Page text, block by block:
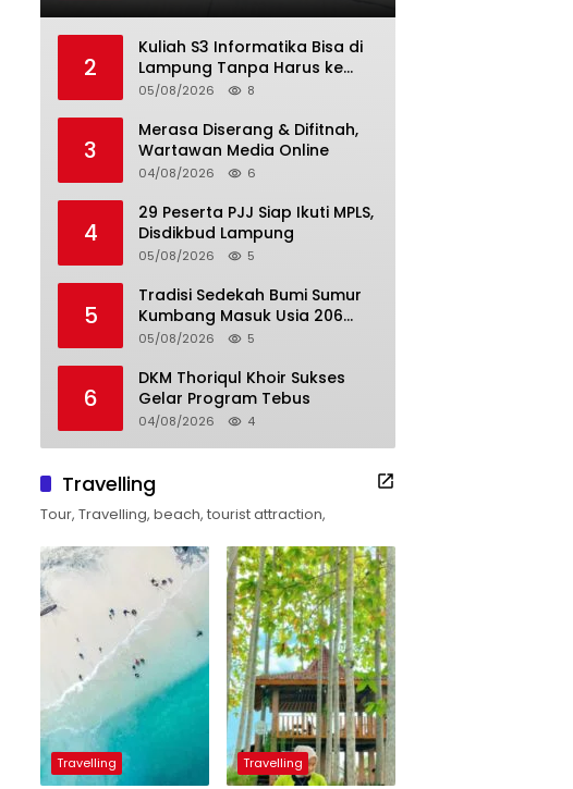
2
Kuliah S3 Informatika Bisa di
Lampung Tanpa Harus ke
Luar Daerah
05/08/2026 8
3
Merasa Diserang & Difitnah,
Wartawan Media Online
04/08/2026 6
4
29 Peserta PJJ Siap Ikuti MPLS,
Disdikbud Lampung
05/08/2026 5
5
Tradisi Sedekah Bumi Sumur
Kumbang Masuk Usia 206
Tahun
05/08/2026 5
6
DKM Thoriqul Khoir Sukses
Gelar Program Tebus
04/08/2026 4
Travelling
Tour, Travelling, beach, tourist attraction,
Travelling Travelling